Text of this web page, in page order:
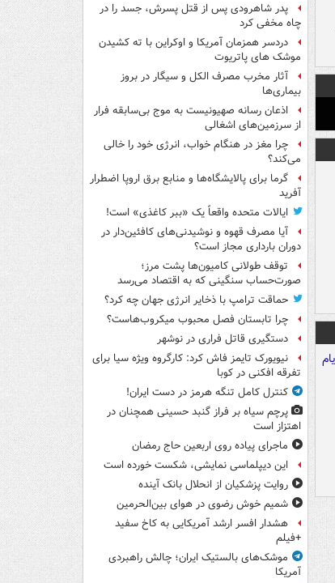
پدر شاهرودی پس از قتل پسرش، جسد را در
چاه مخفی کرد
دردسر همزمان آمریکا و اوکراین با ته کشیدن
موشک های پاتریوت
آثار مخرب مصرف الکل و سیگار در بروز
بیماری‌ها
اذعان رسانه صهیونیست به موج بی‌سابقه فرار
از سرزمین‌های اشغالی
چرا مغز در هنگام خواب، انرژی خود را خالی
می‌کند؟
گرما برای پالایشگاه‌ها و منابع برق اروپا اضطرار
آفرید
ایالات متحده واقعاً یک «ببر کاغذی» است!
آیا مصرف قهوه و نوشیدنی‌های کافئین‌دار در
دوران بارداری مجاز است؟
توقف طولانی کامیون‌ها پشت مرز؛
صورت‌حساب سنگینی که به اقتصاد می‌رسد
حماقت ترامپ با ذخایر انرژی جهان چه کرد؟
چرا تابستان فصل محبوب میکروب‌هاست؟
دستگیری قاتل فراری در نوشهر
نیویورک تایمز فاش کرد: کارگروه ویژه سیا برای
تفرقه افکنی در کوبا
کنترل کامل تنگه هرمز در دست ایران!
پرچم سیاه بر فراز گنبد حسینی همچنان در
اهتزاز است
ماجرای پیاده روی اربعین حاج رمضان
این دیپلماسی نمایشی، شکست خورده است
روایت پزشکیان از انحلال بانک آینده
شمیم خوش رضوی در هوای بین‌الحرمین
هشدار افسر ارشد آمریکایی به کاخ سفید
+فیلم
موشک‌های بالستیک ایران؛ چالش راهبردی
آمریکا